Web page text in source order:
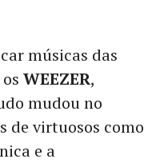
músicas das
WEEZER,
mudou no
de virtuosos como
e a